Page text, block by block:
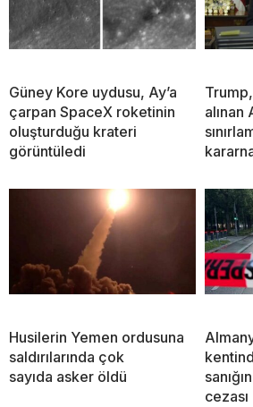
Güney Kore uydusu, Ay’a
çarpan SpaceX roketinin
oluşturduğu krateri
görüntüledi
alınan
Husilerin Yemen ordusuna
saldırılarında çok
sayıda asker öldü
cezası